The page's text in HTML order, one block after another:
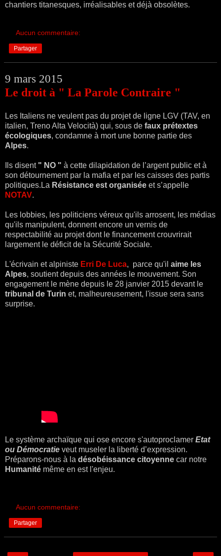
chantiers titanesques, irréalisables et déjà obsolètes.
Aucun commentaire:
Partager
9 mars 2015
Le droit à " La Parole Contraire "
Les Italiens ne veulent pas du projet de ligne LGV (TAV, en
italien, Treno Alta Velocità) qui, sous de faux prétextes
écologiques, condamne à mort une bonne partie des
Alpes.
Ils disent " NO " à cette dilapidation de l’argent public et à
son détournement par la mafia et par les caisses des partis
politiques.La Résistance est organisée et s’appelle
NOTAV.
Les lobbies, les politiciens véreux qu'ils arrosent, les médias
qu'ils manipulent, donnent encore un vernis de
respectabilité au projet dont le financement crouvrirait
largement le déficit de la Sécurité Sociale.
L'écrivain et alpiniste Erri De Luca, parce qu'il aime les
Alpes, soutient depuis des années le mouvement. Son
engagement le mène depuis le 28 janvier 2015 devant le
tribunal de Turin et, malheureusement, l'issue sera sans
surprise.
Le système archaïque qui ose encore s'autoproclamer Etat
ou Démocratie veut museler la liberté d’expression.
Préparons-nous à la désobéissance citoyenne car notre
Humanité même en est l'enjeu.
Aucun commentaire:
Partager